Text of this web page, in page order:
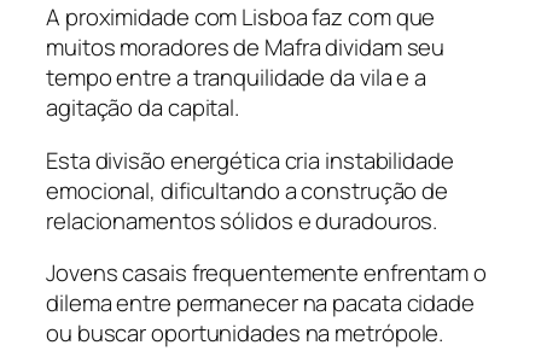
A proximidade com Lisboa faz com que
muitos moradores de Mafra dividam seu
tempo entre a tranquilidade da vila e a
agitação da capital.
Esta divisão energética cria instabilidade
emocional, dificultando a construção de
relacionamentos sólidos e duradouros.
Jovens casais frequentemente enfrentam o
dilema entre permanecer na pacata cidade
ou buscar oportunidades na metrópole.